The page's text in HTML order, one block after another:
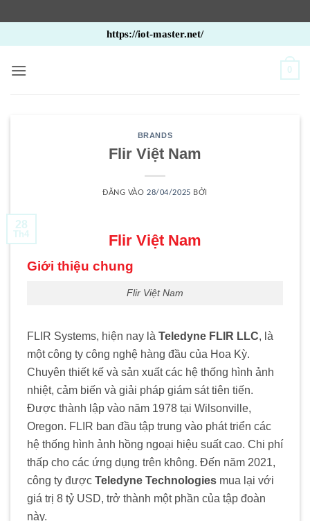
qua
nội
https://iot-master.net/
0
BRANDS
Flir Việt Nam
ĐĂNG VÀO 28/04/2025 BỞI
28
Th4 Flir Việt Nam
Giới thiệu chung
Flir Việt Nam
FLIR Systems, hiện nay là Teledyne FLIR LLC, là
một công ty công nghệ hàng đầu của Hoa Kỳ.
Chuyên thiết kế và sản xuất các hệ thống hình ảnh
nhiệt, cảm biến và giải pháp giám sát tiên tiến.
Được thành lập vào năm 1978 tại Wilsonville,
Oregon. FLIR ban đầu tập trung vào phát triển các
hệ thống hình ảnh hồng ngoại hiệu suất cao. Chi phí
thấp cho các ứng dụng trên không. Đến năm 2021,
công ty được Teledyne Technologies mua lại với
giá trị 8 tỷ USD, trở thành một phần của tập đoàn
này.